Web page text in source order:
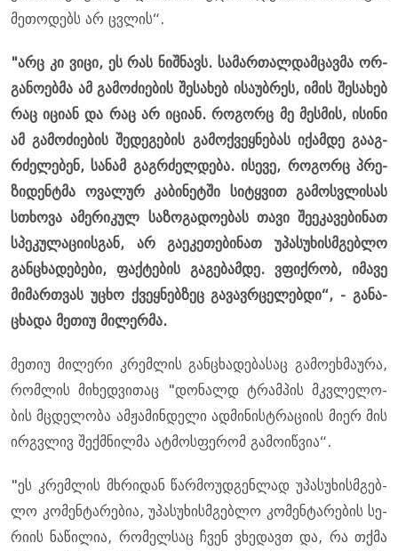
მე­თო­დებს არ ცვლის“.
"არც კი ვიცი, ეს რას ნიშ­ნავს. სა­მარ­თალ­დამ­ცავ­მა ორ­
გა­ნო­ებ­მა ამ გა­მო­ძი­ე­ბის შე­სა­ხებ ისა­უბ­რეს, იმის შე­სა­ხებ
რაც იცი­ან და რაც არ იცი­ან. რო­გორც მე მეს­მის, ისი­ნი
ამ გა­მო­ძი­ე­ბის შე­დე­გე­ბის გა­მოქ­ვეყ­ნე­ბას იქამ­დე გა­აგ­
რძე­ლე­ბენ, სა­ნამ გაგ­რძელ­დე­ბა. ისე­ვე, რო­გორც პრე­
ზი­დენ­ტმა ოვა­ლურ კა­ბი­ნეტ­ში სი­ტყვით გა­მოს­ვლი­სას
სთხო­ვა ამე­რი­კულ სა­ზო­გა­დო­ე­ბას თავი შე­ე­კა­ვე­ბი­ნათ
სპე­კუ­ლა­ცი­ის­გან, არ გა­ე­კე­თე­ბი­ნათ უპა­სუ­ხის­მგებ­ლო
გან­ცხა­დე­ბე­ბი, ფაქ­ტე­ბის გა­გე­ბამ­დე. ვფიქ­რობ, იმა­ვე
მი­მარ­თვას უცხო ქვეყ­ნებ­ზეც გა­ვავ­რცე­ლებ­დი“, - გა­ნა­
ცხა­და მე­თიუ მი­ლერ­მა.
მე­თიუ მი­ლე­რი კრემ­ლის გან­ცხა­დე­ბა­საც გა­მო­ეხ­მა­უ­რა,
რომ­ლის მი­ხედ­ვი­თაც "დო­ნალდ ტრამ­პის მკვლე­ლო­
ბის მცდე­ლო­ბა ამ­ჟა­მინ­დე­ლი ად­მი­ნის­ტრა­ცი­ის მიერ მის
ირ­გვლივ შექ­მნილ­მა ატ­მოს­ფე­რომ გა­მო­იწ­ვია“.
"ეს კრემ­ლის მხრი­დან წარ­მო­უდ­გენ­ლად უპა­სუ­ხის­მგებ­
ლო კო­მენ­ტა­რე­ბია, უპა­სუ­ხის­მგებ­ლო კო­მენ­ტა­რე­ბის სე­
რი­ის ნა­წი­ლია, რო­მელ­საც ჩვენ ვხე­დავთ და, რა თქმა